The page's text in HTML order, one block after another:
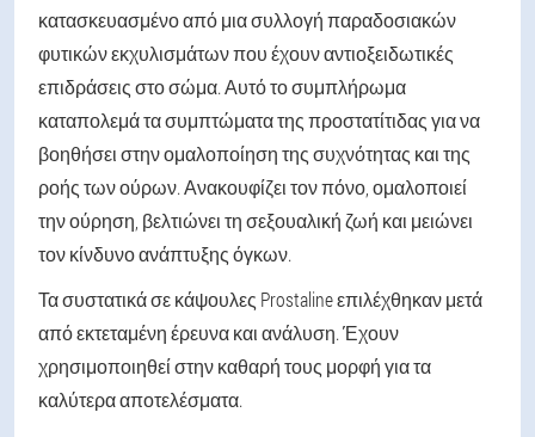
κατασκευασμένο από μια συλλογή παραδοσιακών
φυτικών εκχυλισμάτων που έχουν αντιοξειδωτικές
επιδράσεις στο σώμα. Αυτό το συμπλήρωμα
καταπολεμά τα συμπτώματα της προστατίτιδας για να
βοηθήσει στην ομαλοποίηση της συχνότητας και της
ροής των ούρων. Ανακουφίζει τον πόνο, ομαλοποιεί
την ούρηση, βελτιώνει τη σεξουαλική ζωή και μειώνει
τον κίνδυνο ανάπτυξης όγκων.
Τα συστατικά σε κάψουλες Prostaline επιλέχθηκαν μετά
από εκτεταμένη έρευνα και ανάλυση. Έχουν
χρησιμοποιηθεί στην καθαρή τους μορφή για τα
καλύτερα αποτελέσματα.